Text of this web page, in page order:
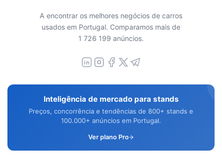
A encontrar os melhores negócios de carros
usados em Portugal. Comparamos mais de
1 726 199 anúncios.
Inteligência de mercado para stands
Preços, concorrência e tendências de 800+ stands e
100.000+ anúncios em Portugal.
Ver plano Pro